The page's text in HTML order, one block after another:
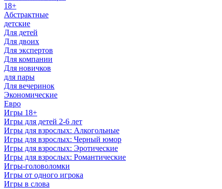
18+
Абстрактные
детские
Для детей
Для двоих
Для экспертов
Для компании
Для новичков
для пары
Для вечеринок
Экономические
Евро
Игры 18+
Игры для детей 2-6 лет
Игры для взрослых: Алкогольные
Игры для взрослых: Черный юмор
Игры для взрослых: Эротические
Игры для взрослых: Романтические
Игры-головоломки
Игры от одного игрока
Игры в слова